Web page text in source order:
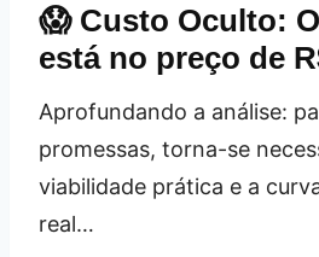
😱 Custo Oculto:
está no preço de
Aprofundando a análise:
promessas, torna-se
viabilidade prática e a
real…